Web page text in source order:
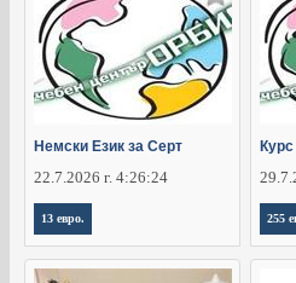
Немски Език за Серт
22.7.2026 г. 4:26:24
13 евро. 255